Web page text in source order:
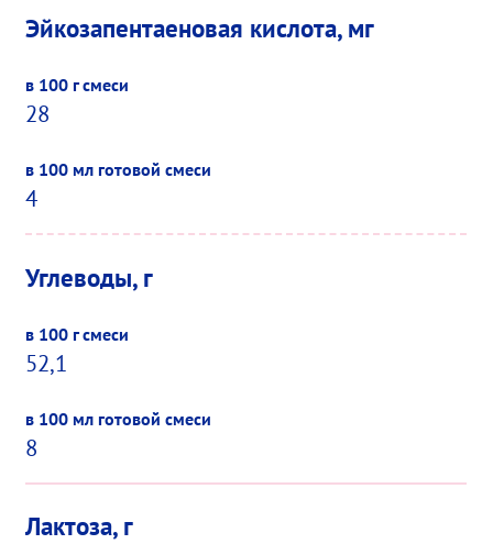
Эйкозапентаеновая кислота, мг
28
4
Углеводы, г
52,1
8
Лактоза, г